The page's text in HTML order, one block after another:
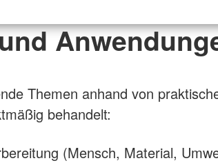
Themen anhand von
behandelt:
(Mensch, Material,